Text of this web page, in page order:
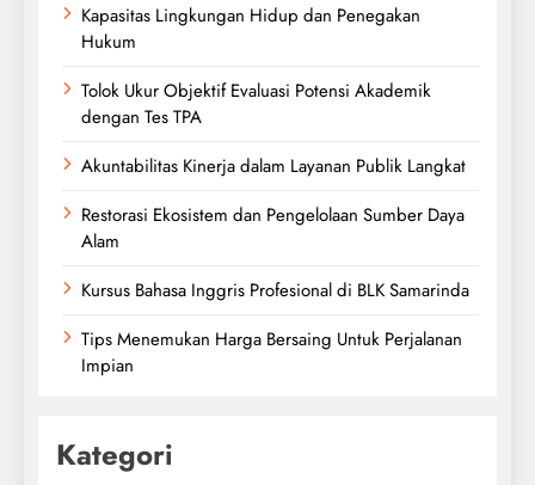
Kapasitas Lingkungan Hidup dan Penegakan
Hukum
Tolok Ukur Objektif Evaluasi Potensi Akademik
dengan Tes TPA
Akuntabilitas Kinerja dalam Layanan Publik Langkat
Restorasi Ekosistem dan Pengelolaan Sumber Daya
Alam
Kursus Bahasa Inggris Profesional di BLK Samarinda
Tips Menemukan Harga Bersaing Untuk Perjalanan
Impian
Kategori